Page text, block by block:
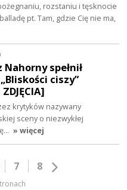
rozstaniu i tęsknocie
pt. Tam, gdzie Cię nie ma,
Nahorny spełnił
ciszy”
krytyków nazywany
sceny o niezwykłej
» więcej
7 8